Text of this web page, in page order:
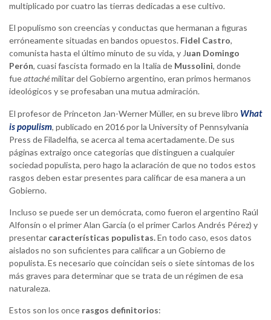
multiplicado por cuatro las tierras dedicadas a ese cultivo.
El populismo son creencias y conductas que hermanan a figuras
erróneamente situadas en bandos opuestos. Fidel Castro,
comunista hasta el último minuto de su vida, y Juan Domingo
Perón, cuasi fascista formado en la Italia de Mussolini, donde
fueattachémilitar del Gobierno argentino, eran primos hermanos
ideológicos y se profesaban una mutua admiración.
El profesor de Princeton Jan-Werner Müller, en su breve libro What
is populism, publicado en 2016 por la University of Pennsylvania
Press de Filadelfia, se acerca al tema acertadamente. De sus
páginas extraigo once categorías que distinguen a cualquier
sociedad populista, pero hago la aclaración de que no todos estos
rasgos deben estar presentes para calificar de esa manera a un
Gobierno.
Incluso se puede ser un demócrata, como fueron el argentino Raúl
Alfonsín o el primer Alan García (o el primer Carlos Andrés Pérez) y
presentar características populistas.En todo caso, esos datos
aislados no son suficientes para calificar a un Gobierno de
populista. Es necesario que coincidan seis o siete síntomas de los
más graves para determinar que se trata de un régimen de esa
naturaleza.
Estos son los once rasgos definitorios: